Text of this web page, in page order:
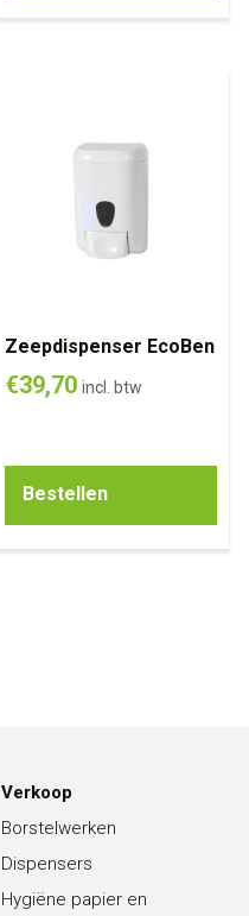
Zeepdispenser EcoBen
€39,70 incl. btw
Bestellen
Verkoop
Borstelwerken
Dispensers
Hygiëne papier en